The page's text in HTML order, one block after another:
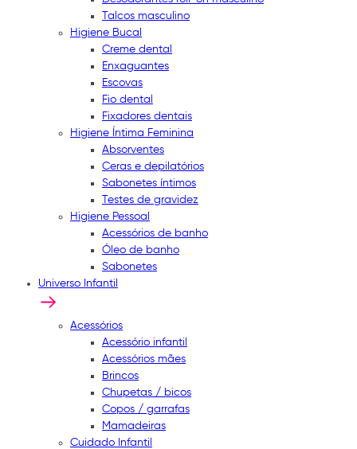
Talcos masculino
Higiene Bucal
Creme dental
Enxaguantes
Escovas
Fio dental
Fixadores dentais
Higiene Íntima Feminina
Absorventes
Ceras e depilatórios
Sabonetes íntimos
Testes de gravidez
Higiene Pessoal
Acessórios de banho
Óleo de banho
Sabonetes
Universo Infantil
Acessórios
Acessório infantil
Acessórios mães
Brincos
Chupetas / bicos
Copos / garrafas
Mamadeiras
Cuidado Infantil